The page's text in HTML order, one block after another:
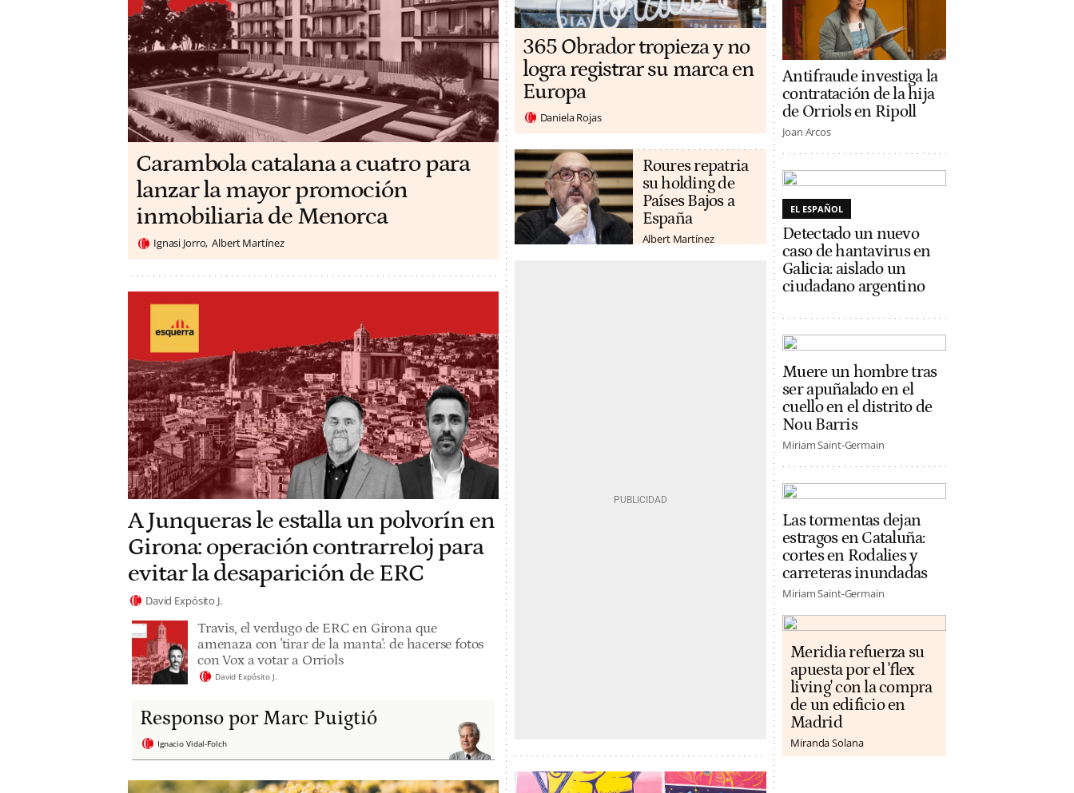
Carambola catalana a cuatro para
lanzar la mayor promoción
inmobiliaria de Menorca
Ignasi Jorro Albert Martínez
A Junqueras le estalla un polvorín en
Girona: operación contrarreloj para
evitar la desaparición de ERC
David Expósito J.
Travis, el verdugo de ERC en Girona que
amenaza con 'tirar de la manta': de hacerse fotos
con Vox a votar a Orriols
David Expósito J.
Responso por Marc Puigtió
Ignacio Vidal-Folch
365 Obrador tropieza y no
logra registrar su marca en
Europa
Daniela Rojas
Roures repatria
su holding de
Países Bajos a
España
Albert Martínez
Antifraude investiga la
contratación de la hija
de Orriols en Ripoll
Joan Arcos
EL ESPAÑOL
Detectado un nuevo
caso de hantavirus en
Galicia: aislado un
ciudadano argentino
Muere un hombre tras
ser apuñalado en el
cuello en el distrito de
Nou Barris
Miriam Saint-Germain
Las tormentas dejan
estragos en Cataluña:
cortes en Rodalies y
carreteras inundadas
Miriam Saint-Germain
Meridia refuerza su
apuesta por el 'flex
living' con la compra
de un edificio en
Madrid
Miranda Solana